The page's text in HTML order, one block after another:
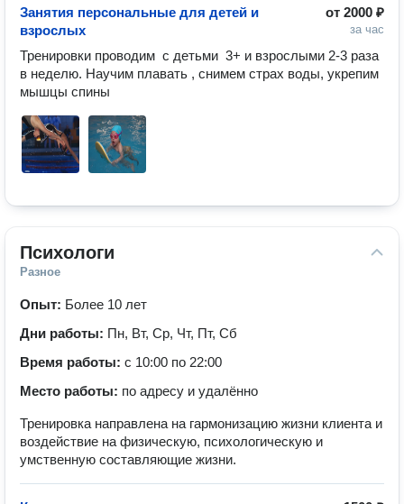
от 2000 ₽
за час
Занятия персональные для детей и
взрослых
Тренировки проводим  с детьми  3+ и взрослыми 2-3 раза
в неделю. Научим плавать , снимем страх воды, укрепим
мышцы спины
Психологи
Разное
Опыт: Более 10 лет
Дни работы: Пн, Вт, Ср, Чт, Пт, Сб
Время работы: с 10:00 по 22:00
Место работы: по адресу и удалённо
Тренировка направлена на гармонизацию жизни клиента и
воздействие на физическую, психологическую и
умственную составляющие жизни.